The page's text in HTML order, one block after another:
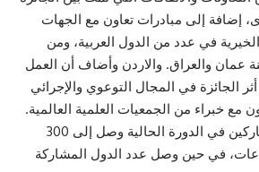
إضافة إلى مبادرات تعاون مع الجهات
في عدد من الدول العربية، ومن
عمان والعراق. والاردن وأضاف أن العمل
الجائزة في المجال التوعوي والإجرائي
مع خبراء من الجمعيات العلمية العالمية.
وأوضحت أن عدد المشاركين في الدورة الحالية وصل إلى 300
في حين وصل عدد الدول المشاركة